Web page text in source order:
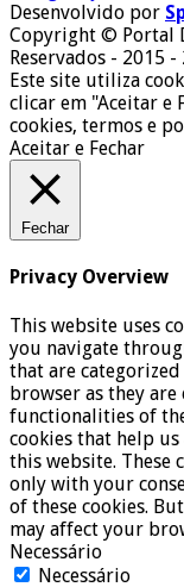
Desenvolvido por
Copyright © Portal
Reservados - 2015 -
Este site utiliza
clicar em "Aceitar e
cookies, termos e
Aceitar e Fechar
Fechar
Privacy Overview
This website uses
you navigate
that are
browser as they
functionalities of
cookies that help
this website. These
only with your
of these cookies.
may affect your
Necessário
Necessário